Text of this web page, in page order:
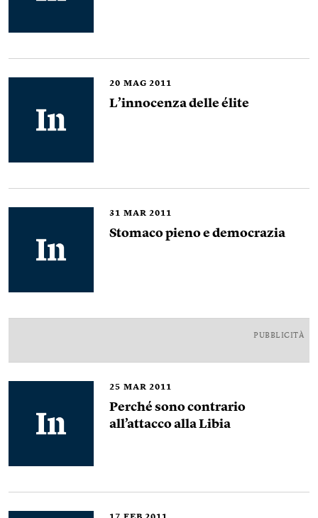
20 MAG 2011
L’innocenza delle élite
31 MAR 2011
Stomaco pieno e democrazia
PUBBLICITÀ
25 MAR 2011
Perché sono contrario
all’attacco alla Libia